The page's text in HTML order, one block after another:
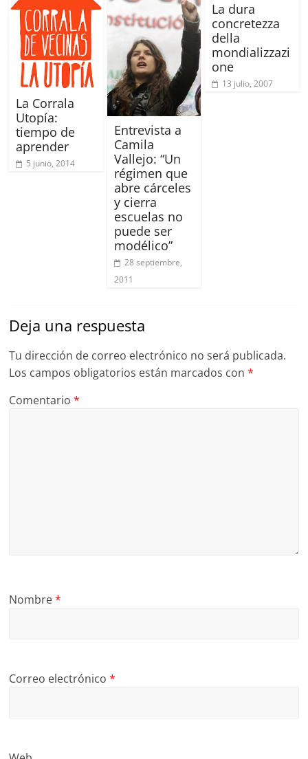
La Corrala
Utopía:
tiempo de
aprender
5 junio, 2014
Entrevista a
Camila
Vallejo: “Un
régimen que
abre cárceles
y cierra
escuelas no
puede ser
modélico”
28 septiembre,
2011
La dura
concretezza
della
mondializzazi
one
13 julio, 2007
Deja una respuesta
Tu dirección de correo electrónico no será publicada.
Los campos obligatorios están marcados con*
Comentario*
Nombre*
Correo electrónico*